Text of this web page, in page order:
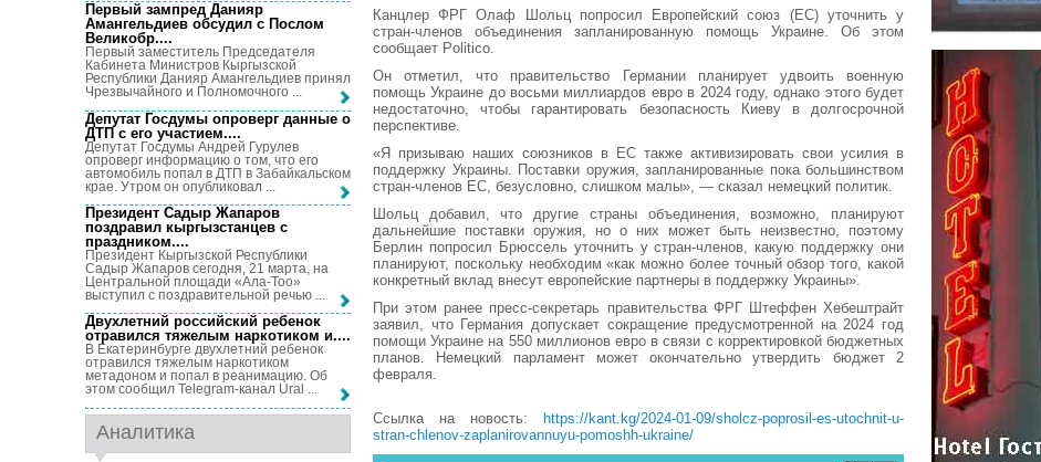
Канцлер ФРГ Олаф Шольц попросил Европейский союз (ЕС) уточнить у
стран-членов объединения запланированную помощь Украине. Об этом
сообщает Politico.
Он отметил, что правительство Германии планирует удвоить военную
помощь Украине до восьми миллиардов евро в 2024 году, однако этого будет
недостаточно, чтобы гарантировать безопасность Киеву в долгосрочной
перспективе.
«Я призываю наших союзников в ЕС также активизировать свои усилия в
поддержку Украины. Поставки оружия, запланированные пока большинством
стран-членов ЕС, безусловно, слишком малы», — сказал немецкий политик.
Шольц добавил, что другие страны объединения, возможно, планируют
дальнейшие поставки оружия, но о них может быть неизвестно, поэтому
Берлин попросил Брюссель уточнить у стран-членов, какую поддержку они
планируют, поскольку необходим «как можно более точный обзор того, какой
конкретный вклад внесут европейские партнеры в поддержку Украины».
При этом ранее пресс-секретарь правительства ФРГ Штеффен Хебештрайт
заявил, что Германия допускает сокращение предусмотренной на 2024 год
помощи Украине на 550 миллионов евро в связи с корректировкой бюджетных
планов. Немецкий парламент может окончательно утвердить бюджет 2
февраля.
Ссылка на новость:
https://kant.kg/2024-01-09/sholcz-poprosil-es-utochnit-u-
stran-chlenov-zaplanirovannuyu-pomoshh-ukraine/
Первый зампред Данияр
Амангельдиев обсудил с Послом
Великобр....
Первый заместитель Председателя
Кабинета Министров Кыргызской
Республики Данияр Амангельдиев принял
Чрезвычайного и Полномочного ...
Депутат Госдумы опроверг данные о
ДТП с его участием....
Депутат Госдумы Андрей Гурулев
опроверг информацию о том, что его
автомобиль попал в ДТП в Забайкальском
крае. Утром он опубликовал ...
Президент Садыр Жапаров
поздравил кыргызстанцев с
праздником....
Президент Кыргызской Республики
Садыр Жапаров сегодня, 21 марта, на
Центральной площади «Ала-Тоо»
выступил с поздравительной речью ...
Двухлетний российский ребенок
отравился тяжелым наркотиком и....
В Екатеринбурге двухлетний ребенок
отравился тяжелым наркотиком
метадоном и попал в реанимацию. Об
этом сообщил Telegram-канал Ural ...
Аналитика